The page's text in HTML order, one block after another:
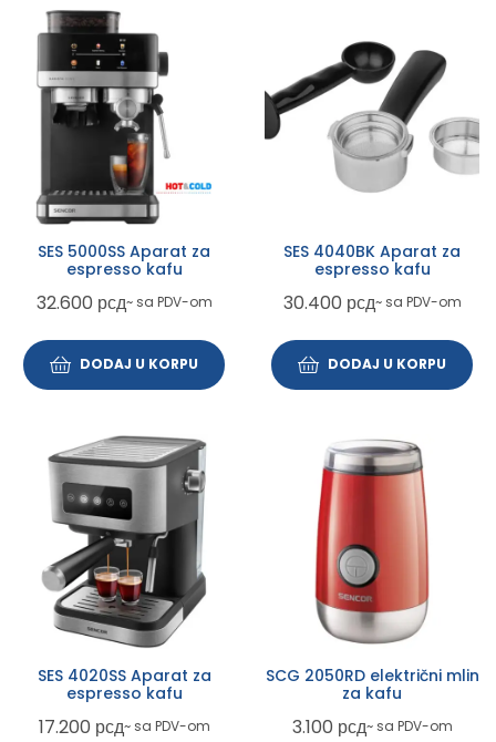
SES 5000SS Aparat za
espresso kafu
32.600 рсд~ sa PDV-om
DODAJ U KORPU
SES 4040BK Aparat za
espresso kafu
30.400 рсд~ sa PDV-om
DODAJ U KORPU
SES 4020SS Aparat za
espresso kafu
17.200 рсд~ sa PDV-om
SCG 2050RD električni mlin
za kafu
3.100 рсд~ sa PDV-om